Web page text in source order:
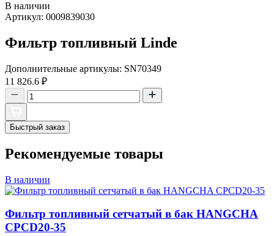
В наличии
Артикул: 0009839030
Фильтр топливный Linde
Дополнительные артикулы: SN70349
11 826.6 ₽
Быстрый заказ
Рекомендуемые товары
В наличии
Фильтр топливный сетчатый в бак HANGCHA
CPCD20-35